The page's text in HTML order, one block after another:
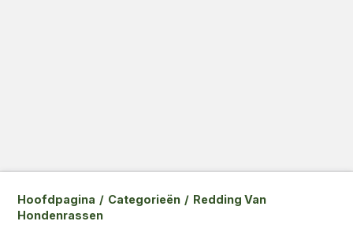
Hoofdpagina / Categorieën / Redding Van
Hondenrassen